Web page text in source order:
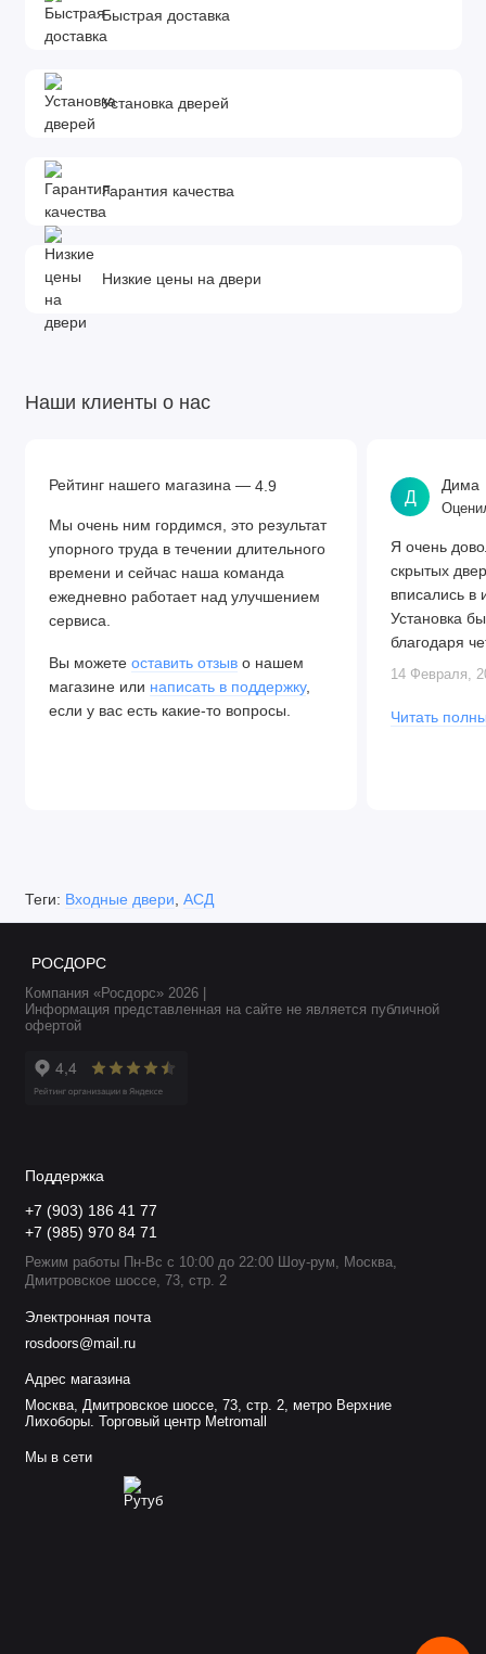
Быстрая доставка
Установка дверей
Гарантия качества
Низкие цены на двери
Наши клиенты о нас
Рейтинг нашего магазина — 4.9
Мы очень ним гордимся, это результат
упорного труда в течении длительного
времени и сейчас наша команда
ежедневно работает над улучшением
сервиса.
Вы можете оставить отзыв о нашем
магазине или написать в поддержку,
если у вас есть какие-то вопросы.
Д
Дима
Я очень
скрытых
вписались в
Установка
благодаря
Алексея.
14 Февраля,
Читать
Теги: Входные двери АСД
РОСДОРС
Компания «Росдорс» 2026 |
Информация представленная на сайте не является публичной
офертой
Поддержка
+7 (903) 186 41 77
+7 (985) 970 84 71
Режим работы Пн-Вс с 10:00 до 22:00 Шоу-рум, Москва,
Дмитровское шоссе, 73, стр. 2
Электронная почта
rosdoors@mail.ru
Адрес магазина
Москва, Дмитровское шоссе, 73, стр. 2, метро Верхние
Лихоборы. Торговый центр Metromall
Мы в сети